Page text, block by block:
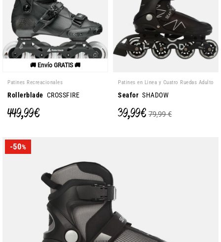
🚚 Envío GRATIS 🚚
Patines Recreacionales
Rollerblade CROSSFIRE
449,99 €
Patines en Linea y Cuatro Ruedas Adulto
Seafor SHADOW
39,99 € 79,99 €
-50%